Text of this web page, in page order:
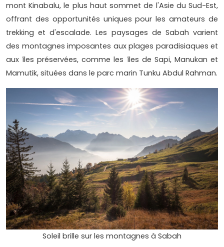
mont Kinabalu, le plus haut sommet de l'Asie du Sud-Est,
offrant des opportunités uniques pour les amateurs de
trekking et d'escalade. Les paysages de Sabah varient
des montagnes imposantes aux plages paradisiaques et
aux îles préservées, comme les îles de Sapi, Manukan et
Mamutik, situées dans le parc marin Tunku Abdul Rahman.
Soleil brille sur les montagnes à Sabah